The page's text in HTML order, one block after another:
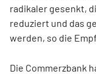
radikaler gesenkt,
reduziert und das
werden, so die
Die Commerzbank